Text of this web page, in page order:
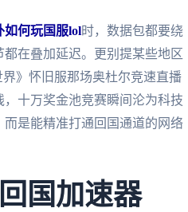
如何玩国服lol时，数据包都要绕
在叠加延迟。更别提某些地区
》怀旧服那场奥杜尔竞速直播
十万奖金池竞赛瞬间沦为科技
是能精准打通回国通道的网络
国加速器